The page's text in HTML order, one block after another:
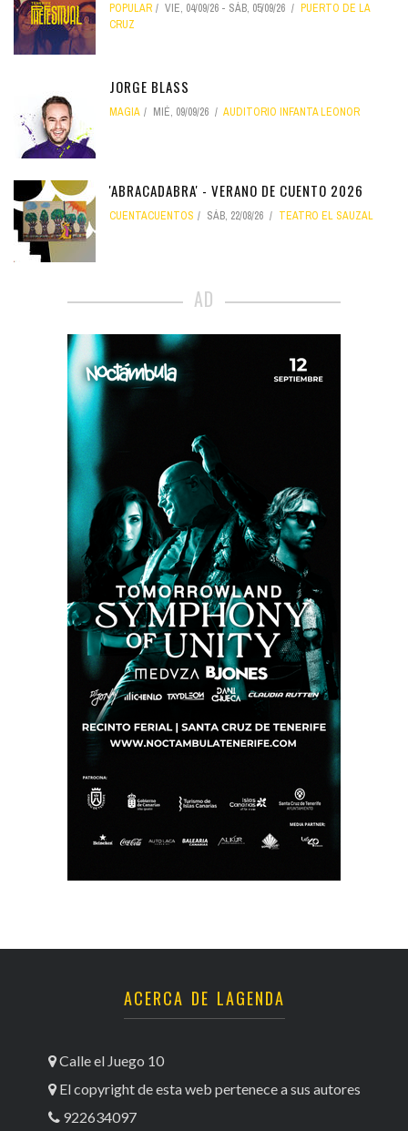
POPULAR VIE, 04/09/26 - SÁB, 05/09/26
PUERTO DE LA
CRUZ
JORGE BLASS
MAGIA MIÉ, 09/09/26 AUDITORIO INFANTA LEONOR
'ABRACADABRA' - VERANO DE CUENTO 2026
CUENTACUENTOS SÁB, 22/08/26 TEATRO EL SAUZAL
AD
ACERCA DE LAGENDA
Calle el Juego 10
El copyright de esta web pertenece a sus autores
922634097